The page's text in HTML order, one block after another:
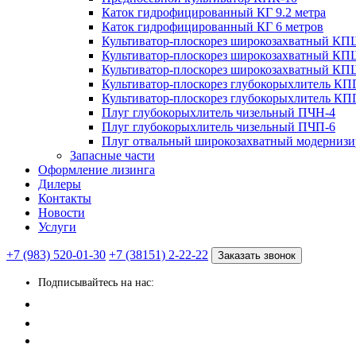
Каток гидрофицированный КГ 9.2 метра
Каток гидрофицированный КГ 6 метров
Культиватор-плоскорез широкозахватный
Культиватор-плоскорез широкозахватный
Культиватор-плоскорез широкозахватный
Культиватор-плоскорез глубокорыхлитель
Культиватор-плоскорез глубокорыхлитель
Плуг глубокорыхлитель чизельный ПЧН-4
Плуг глубокорыхлитель чизельный ПЧП-6
Плуг отвальный широкозахватный
Запасные части
Оформление лизинга
Дилеры
Контакты
Новости
Услуги
+7 (983) 520-01-30 +7 (38151) 2-22-22 Заказать звонок
Подписывайтесь на нас: